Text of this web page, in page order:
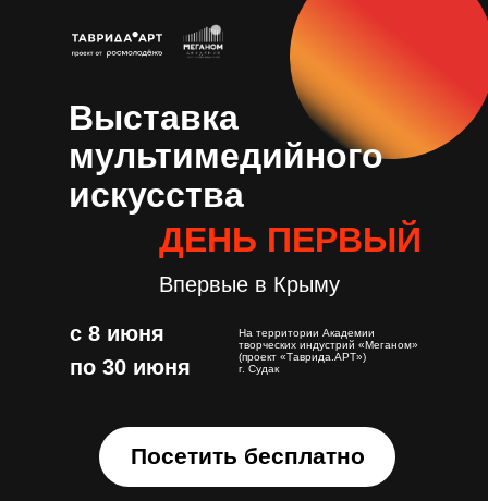
Впервые в Крыму
На территории Академии
творческих индустрий «Меганом»
(проект «Таврида.АРТ»)
г. Судак
Выставка
ДЕНЬ ПЕРВЫЙ
искусства
мультимедийного
Посетить бесплатно
с 8 июня
по 30 июня